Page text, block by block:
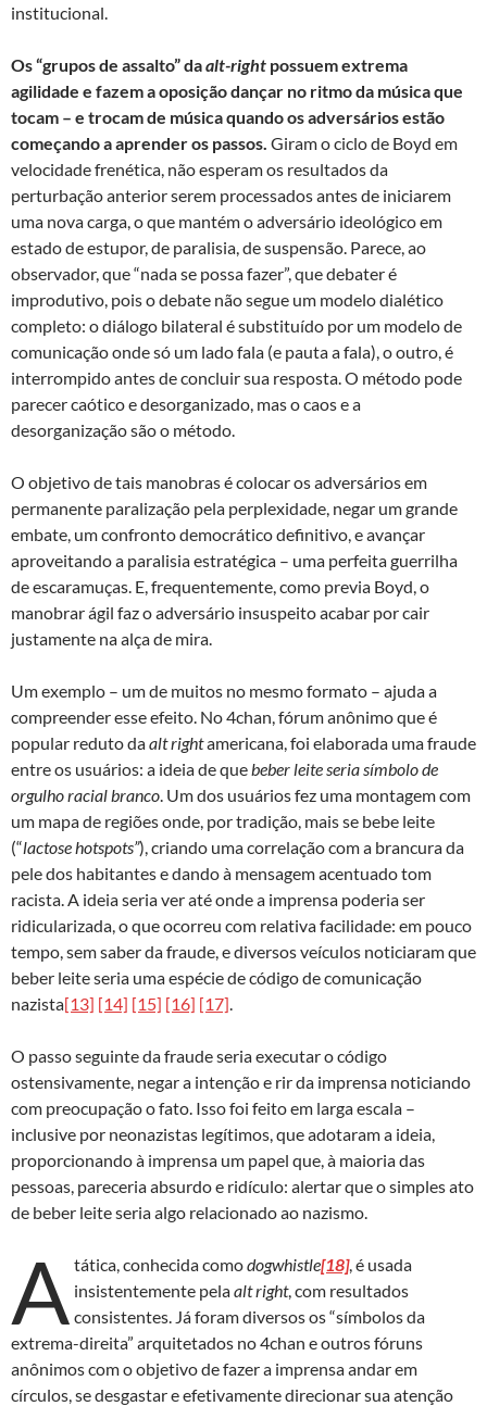
institucional.
Os “grupos de assalto” daalt-right possuem extrema
agilidade e fazem a oposição dançar no ritmo da música que
tocam – e trocam de música quando os adversários estão
começando a aprender os passos. Giram o ciclo de Boyd em
velocidade frenética, não esperam os resultados da
perturbação anterior serem processados antes de iniciarem
uma nova carga, o que mantém o adversário ideológico em
estado de estupor, de paralisia, de suspensão. Parece, ao
observador, que “nada se possa fazer”, que debater é
improdutivo, pois o debate não segue um modelo dialético
completo: o diálogo bilateral é substituído por um modelo de
comunicação onde só um lado fala (e pauta a fala), o outro, é
interrompido antes de concluir sua resposta. O método pode
parecer caótico e desorganizado, mas o caos e a
desorganização são o método.
O objetivo de tais manobras é colocar os adversários em
permanente paralização pela perplexidade, negar um grande
embate, um confronto democrático definitivo, e avançar
aproveitando a paralisia estratégica – uma perfeita guerrilha
de escaramuças. E, frequentemente, como previa Boyd, o
manobrar ágil faz o adversário insuspeito acabar por cair
justamente na alça de mira.
Um exemplo – um de muitos no mesmo formato – ajuda a
compreender esse efeito. No 4chan, fórum anônimo que é
popular reduto daalt rightamericana, foi elaborada uma fraude
entre os usuários: a ideia de quebeber leite seria símbolo de
orgulho racial branco. Um dos usuários fez uma montagem com
um mapa de regiões onde, por tradição, mais se bebe leite
(“lactose hotspots”), criando uma correlação com a brancura da
pele dos habitantes e dando à mensagem acentuado tom
racista. A ideia seria ver até onde a imprensa poderia ser
ridicularizada, o que ocorreu com relativa facilidade: em pouco
tempo, sem saber da fraude, e diversos veículos noticiaram que
beber leite seria uma espécie de código de comunicação
nazista[13] [14] [15] [16] [17].
O passo seguinte da fraude seria executar o código
ostensivamente, negar a intenção e rir da imprensa noticiando
com preocupação o fato. Isso foi feito em larga escala –
inclusive por neonazistas legítimos, que adotaram a ideia,
proporcionando à imprensa um papel que, à maioria das
pessoas, pareceria absurdo e ridículo: alertar que o simples ato
de beber leite seria algo relacionado ao nazismo.
A tática, conhecida comodogwhistle[18], é usada
insistentemente pelaalt right, com resultados
consistentes. Já foram diversos os “símbolos da
extrema-direita” arquitetados no 4chan e outros fóruns
anônimos com o objetivo de fazer a imprensa andar em
círculos, se desgastar e efetivamente direcionar sua atenção